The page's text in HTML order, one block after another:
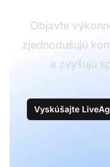
Objavte
zjednodušujú
a zvyšujú
Vyskúšajte